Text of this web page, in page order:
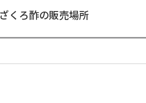
くろ酢の販売場所